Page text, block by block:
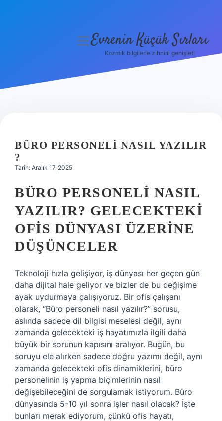
Hakkımızda
menüyü
Evrenin Küçük Sırları
Kozmik bilgilerle zihnini genişlet!
BÜRO PERSONELI NASIL YAZILIR
?
Tarih: Aralık 17, 2025
BÜRO PERSONELI NASIL
YAZILIR? GELECEKTEKI
OFIS DÜNYASI ÜZERINE
DÜŞÜNCELER
Teknoloji hızla gelişiyor, iş dünyası her geçen gün
daha dijital hale geliyor ve bizler de bu değişime
ayak uydurmaya çalışıyoruz. Bir ofis çalışanı
olarak, “Büro personeli nasıl yazılır?” sorusu,
aslında sadece dil bilgisi meselesi değil, aynı
zamanda gelecekteki iş hayatımızla ilgili daha
büyük bir sorunun kapısını aralıyor. Bugün, bu
soruyu ele alırken sadece doğru yazımı değil, aynı
zamanda gelecekteki ofis dinamiklerini, büro
personelinin iş yapma biçimlerinin nasıl
değişebileceğini de sorgulamak istiyorum. Büro
dünyasında 5-10 yıl sonra işler nasıl olacak? İşte
bunları merak ediyorum, çünkü ofis hayatı,